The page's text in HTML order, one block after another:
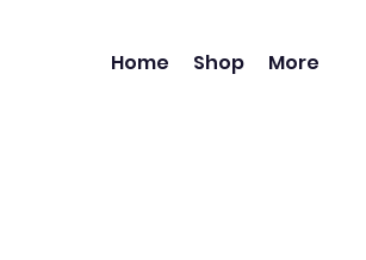
Home Shop More